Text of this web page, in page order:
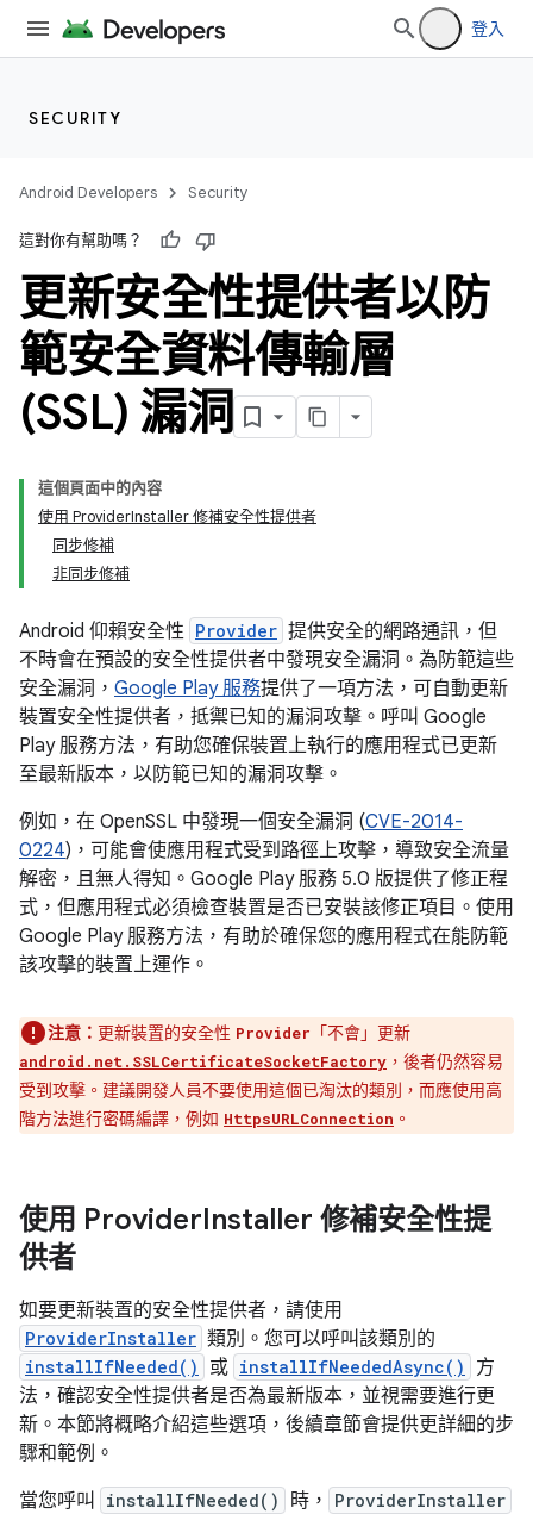
登入
SECURITY
Android Developers Security
這對你有幫助嗎？
更新安全性提供者以防
範安全資料傳輸層
(SSL) 漏洞
這個頁面中的內容
使用 ProviderInstaller 修補安全性提供者
同步修補
非同步修補
Android 仰賴安全性 Provider 提供安全的網路通訊，但
不時會在預設的安全性提供者中發現安全漏洞。為防範這些
安全漏洞， Google Play 服務提供了一項方法，可自動更新
裝置安全性提供者，抵禦已知的漏洞攻擊。呼叫 Google
Play 服務方法，有助您確保裝置上執行的應用程式已更新
至最新版本，以防範已知的漏洞攻擊。
例如，在 OpenSSL 中發現一個安全漏洞 (CVE-2014-
0224)，可能會使應用程式受到路徑上攻擊，導致安全流量
解密，且無人得知。Google Play 服務 5.0 版提供了修正程
式，但應用程式必須檢查裝置是否已安裝該修正項目。使用
Google Play 服務方法，有助於確保您的應用程式在能防範
該攻擊的裝置上運作。
注意： 更新裝置的安全性 Provider 「不會」 更新
android.net.SSLCertificateSocketFactory ，後者仍然容易
受到攻擊。建議開發人員不要使用這個已淘汰的類別，而應使用高
階方法進行密碼編譯，例如 HttpsURLConnection 。
使用 ProviderInstaller 修補安全性提
供者
如要更新裝置的安全性提供者，請使用
ProviderInstaller 類別。您可以呼叫該類別的
installIfNeeded() 或 installIfNeededAsync()
方
法，確認安全性提供者是否為最新版本，並視需要進行更
新。本節將概略介紹這些選項，後續章節會提供更詳細的步
驟和範例。
當您呼叫
installIfNeeded() 時， ProviderInstaller